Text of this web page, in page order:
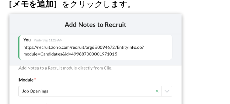
［メモを追加］
をクリックします。